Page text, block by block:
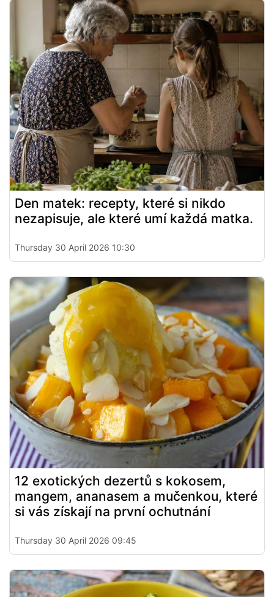
Den matek: recepty, které si nikdo
nezapisuje, ale které umí každá matka.
Thursday 30 April 2026 10:30
12 exotických dezertů s kokosem,
mangem, ananasem a mučenkou, které
si vás získají na první ochutnání
Thursday 30 April 2026 09:45